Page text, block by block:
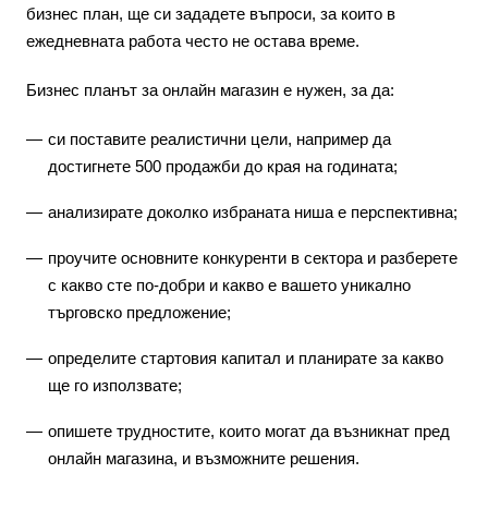
бизнес план, ще си зададете въпроси, за които в
ежедневната работа често не остава време.
Бизнес планът за онлайн магазин е нужен, за да:
си поставите реалистични цели, например да
достигнете 500 продажби до края на годината;
анализирате доколко избраната ниша е перспективна;
проучите основните конкуренти в сектора и разберете
с какво сте по-добри и какво е вашето уникално
търговско предложение;
определите стартовия капитал и планирате за какво
ще го използвате;
опишете трудностите, които могат да възникнат пред
онлайн магазина, и възможните решения.